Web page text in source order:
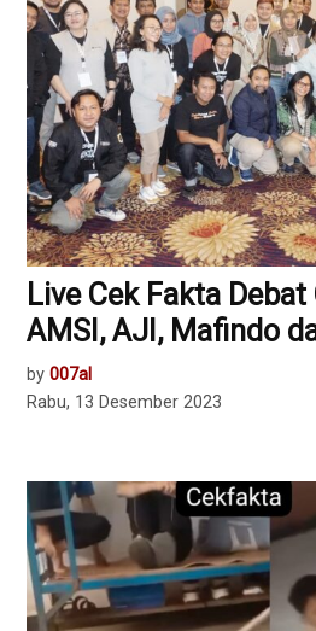
Live Cek Fakta
AMSI, AJI, Mafindo
by 007al
Rabu, 13 Desember 2023